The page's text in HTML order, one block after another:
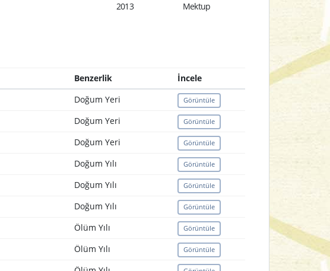
2013 Mektup
Benzerlik
İncele
Doğum Yeri Görüntüle
Doğum Yeri Görüntüle
Doğum Yeri Görüntüle
Doğum Yılı Görüntüle
Doğum Yılı Görüntüle
Doğum Yılı Görüntüle
Ölüm Yılı Görüntüle
Ölüm Yılı Görüntüle